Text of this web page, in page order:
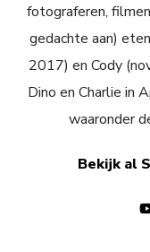
fotograferen,
gedachte aan)
2017) en Cody
Dino en Charlie in
waaronder
Bekijk al